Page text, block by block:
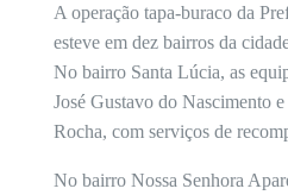
A operação tapa-buraco da
esteve em dez bairros da
No bairro Santa Lúcia, as
José Gustavo do Nascimento
Rocha, com serviços de
No bairro Nossa Senhora